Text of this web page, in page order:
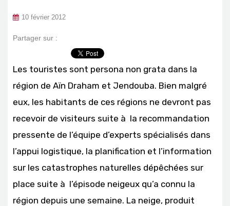
10 février 2012
Partager sur :
Les touristes sont persona non grata dans la
région de Aïn Draham et Jendouba. Bien malgré
eux, les habitants de ces régions ne devront pas
recevoir de visiteurs suite à la recommandation
pressente de l’équipe d’experts spécialisés dans
l’appui logistique, la planification et l’information
sur les catastrophes naturelles dépêchées sur
place suite à l’épisode neigeux qu’a connu la
région depuis une semaine. La neige, produit